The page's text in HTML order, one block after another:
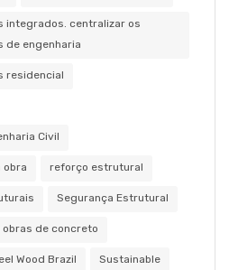
integrados. centralizar os
de engenharia
residencial
Civil
obra reforço estrutural
Segurança Estrutural
de concreto
Wood Brazil Sustainable